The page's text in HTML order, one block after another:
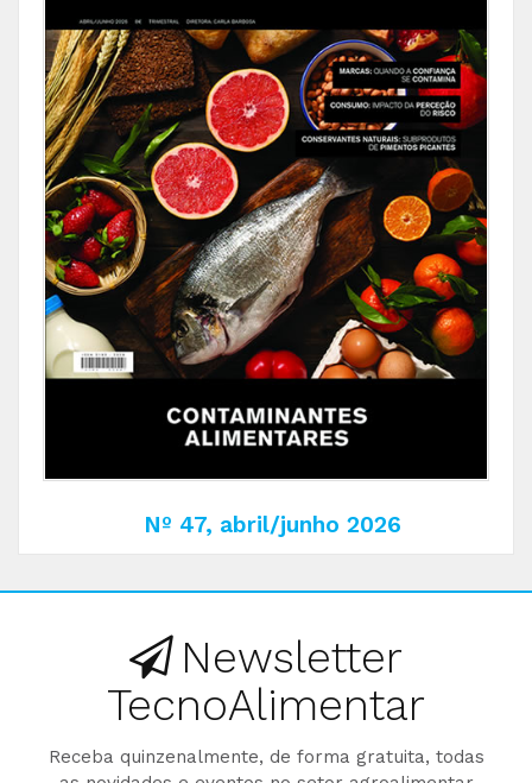
Nº 47, abril/junho 2026
Newsletter
TecnoAlimentar
Receba quinzenalmente, de forma gratuita, todas